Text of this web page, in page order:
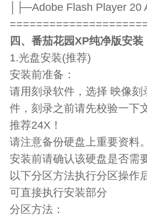
│├─Adobe Flash Player 20
四、番茄花园XP纯净版安装
1.光盘安装(推荐)
安装前准备：
请用刻录软件，选择 映像刻
件，刻录之前请先校验一下
推荐24X！
请注意备份硬盘上重要资料。
安装前请确认该硬盘是否需
以下分区方法执行分区操作
可直接执行安装部分
分区方法：